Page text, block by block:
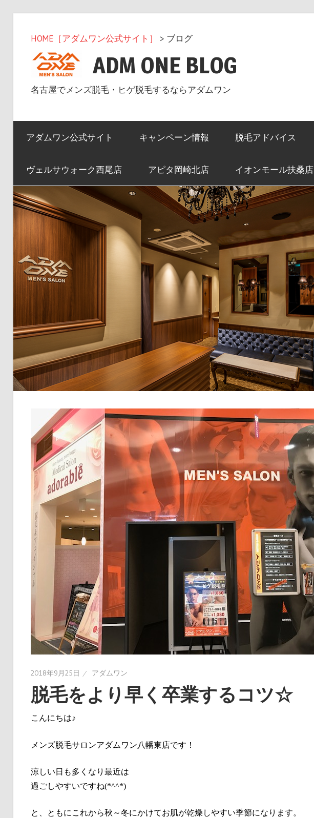
キ
HOME［アダムワン公式サイト］ > ブログ
ADM ONE BLOG
名古屋でメンズ脱毛・ヒゲ脱毛するならアダムワン
アダムワン公式サイト キャンペーン情報 脱毛アドバイス
ヴェルサウォーク西尾店 アピタ岡崎北店 イオンモール扶桑店
2018年9月25日 アダムワン
脱毛をより早く卒業するコツ☆
こんにちは♪
メンズ脱毛サロンアダムワン八幡東店です！
涼しい日も多くなり最近は
過ごしやすいですね(*^^*)
と、ともにこれから秋～冬にかけてお肌が乾燥しやすい季節になります。